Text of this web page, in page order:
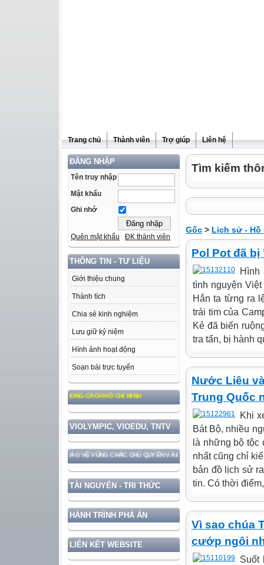
Trang chủ Thành viên Trợ giúp Liên hệ
ĐĂNG NHẬP
Tên truy nhập
Mật khẩu
Ghi nhớ
Quên mật khẩu ĐK thành viên
THÔNG TIN - TƯ LIỆU
Giới thiệu chung
Thành tích
Chia sẻ kinh nghiệm
Lưu giữ kỷ niệm
Hình ảnh hoạt động
Soạn bài trực tuyến
ĐỨC, PHONG CÁCH HỒ CHÍ MINH
VIOLYMPIC, VIOEDU, TNTV
GẮN VỚI BẢO VỆ VỮNG CHẮC CHỦ QUYỀN VÀ ĐỘC LẬP DÂN TỘC!
TÀI NGUYÊN - TRI THỨC
HÀNH TRÌNH PHÁ ÁN
LIÊN KẾT WEBSITE
Tìm kiếm
Gốc > Lịch sử -
Pol Pot đã
Hình
tình nguyện
Hắn ta từng ra
trái tim của
Kẻ đã biến
tra tấn, bị hành
Nước Liêu
Trung Quốc
Khi
Bát Bộ, nhiều
là những bộ
nhất cũng chỉ
bản đồ lịch sử
tin. Có thời
Vì sao chúa
cướp ngôi
Suốt